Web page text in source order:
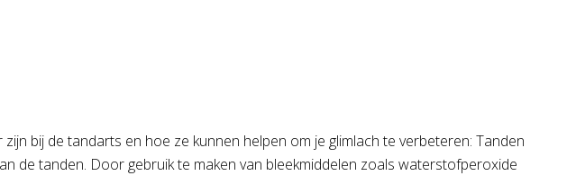
bij de tandarts en hoe ze kunnen helpen om je glimlach te verbeteren: Tanden
de tanden. Door gebruik te maken van bleekmiddelen zoals waterstofperoxide